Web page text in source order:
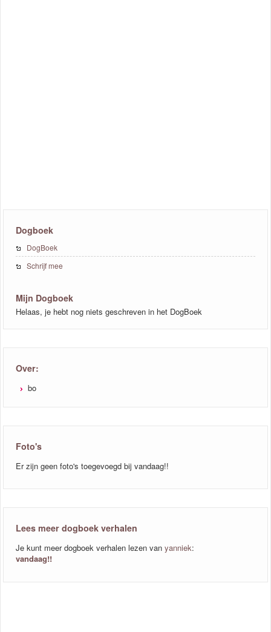
Dogboek
DogBoek
Schrijf mee
Mijn Dogboek
Helaas, je hebt nog niets geschreven in het DogBoek
Over:
bo
Foto's
Er zijn geen foto's toegevoegd bij vandaag!!
Lees meer dogboek verhalen
Je kunt meer dogboek verhalen lezen van yanniek:
vandaag!!